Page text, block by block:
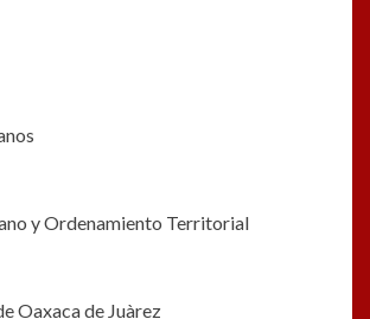
y Ordenamiento Territorial
Oaxaca de Juàrez